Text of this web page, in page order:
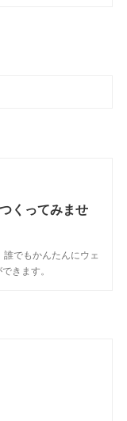
くってみませ
でもかんたんにウェ
きます。